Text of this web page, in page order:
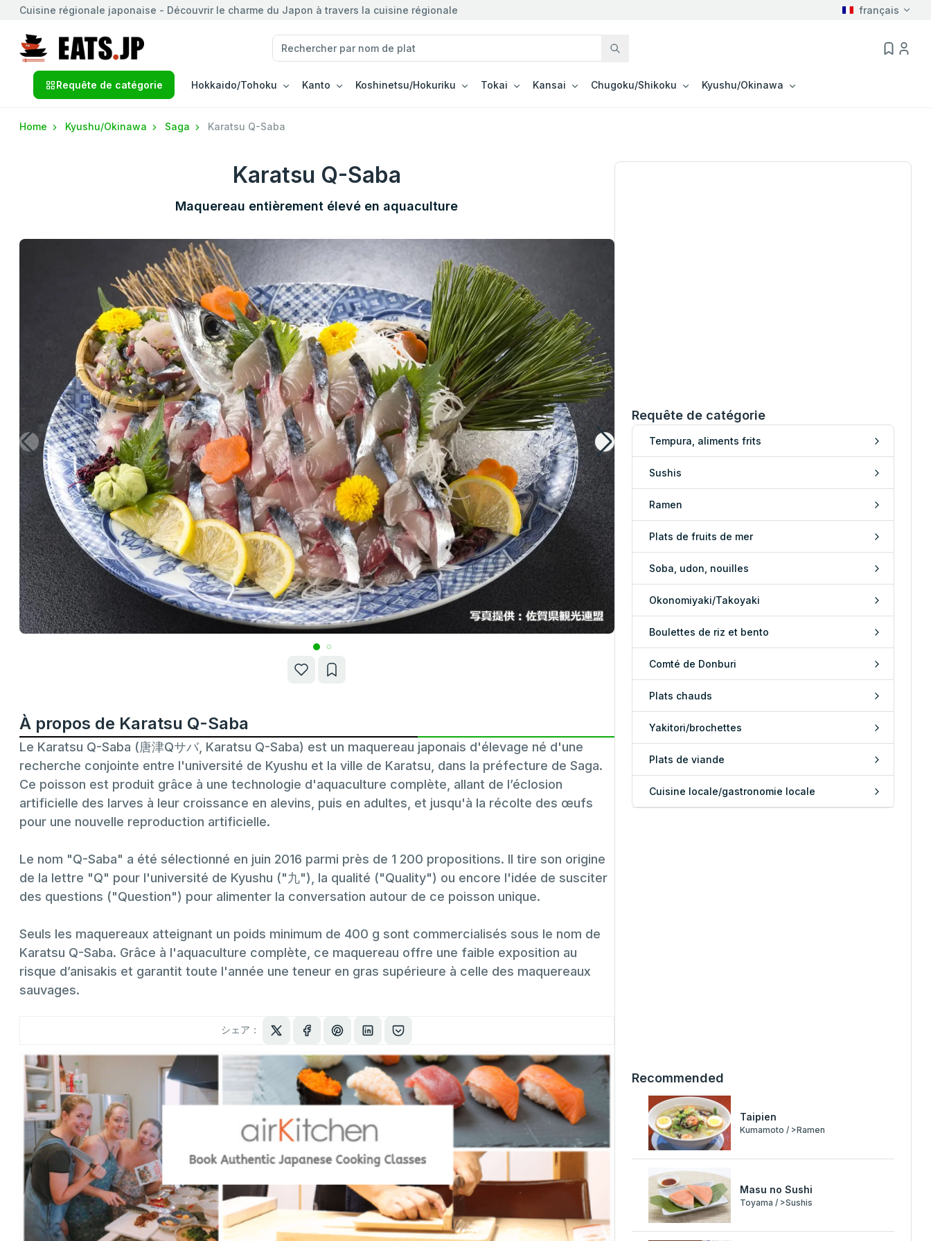
Cuisine régionale japonaise - Découvrir le charme du Japon à travers la cuisine régionale français
Requête de catégorie Hokkaido/Tohoku Kanto Koshinetsu/Hokuriku Tokai Kansai Chugoku/Shikoku Kyushu/Okinawa
Home Kyushu/Okinawa Saga Karatsu Q-Saba
Karatsu Q-Saba
Maquereau entièrement élevé en aquaculture
À propos de Karatsu Q-Saba
Le Karatsu Q-Saba (唐津Qサバ, Karatsu Q-Saba) est un maquereau japonais d'élevage né d'une
recherche conjointe entre l'université de Kyushu et la ville de Karatsu, dans la préfecture de Saga.
Ce poisson est produit grâce à une technologie d'aquaculture complète, allant de l’éclosion
artificielle des larves à leur croissance en alevins, puis en adultes, et jusqu'à la récolte des œufs
pour une nouvelle reproduction artificielle.
Le nom "Q-Saba" a été sélectionné en juin 2016 parmi près de 1 200 propositions. Il tire son origine
de la lettre "Q" pour l'université de Kyushu ("九"), la qualité ("Quality") ou encore l'idée de susciter
des questions ("Question") pour alimenter la conversation autour de ce poisson unique.
Seuls les maquereaux atteignant un poids minimum de 400 g sont commercialisés sous le nom de
Karatsu Q-Saba. Grâce à l'aquaculture complète, ce maquereau offre une faible exposition au
risque d’anisakis et garantit toute l'année une teneur en gras supérieure à celle des maquereaux
sauvages.
シェア：
Requête de catégorie
Tempura, aliments frits
Sushis
Ramen
Plats de fruits de mer
Soba, udon, nouilles
Okonomiyaki/Takoyaki
Boulettes de riz et bento
Comté de Donburi
Plats chauds
Yakitori/brochettes
Plats de viande
Cuisine locale/gastronomie locale
Recommended
Taipien
Kumamoto / >Ramen
Masu no Sushi
Toyama / >Sushis